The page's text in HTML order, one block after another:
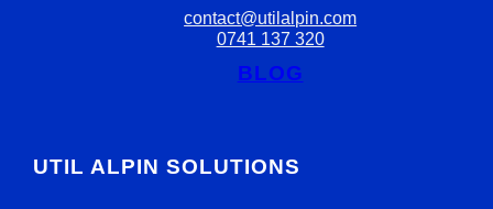
contact@utilalpin.com
0741 137 320
BLOG
UTIL ALPIN SOLUTIONS